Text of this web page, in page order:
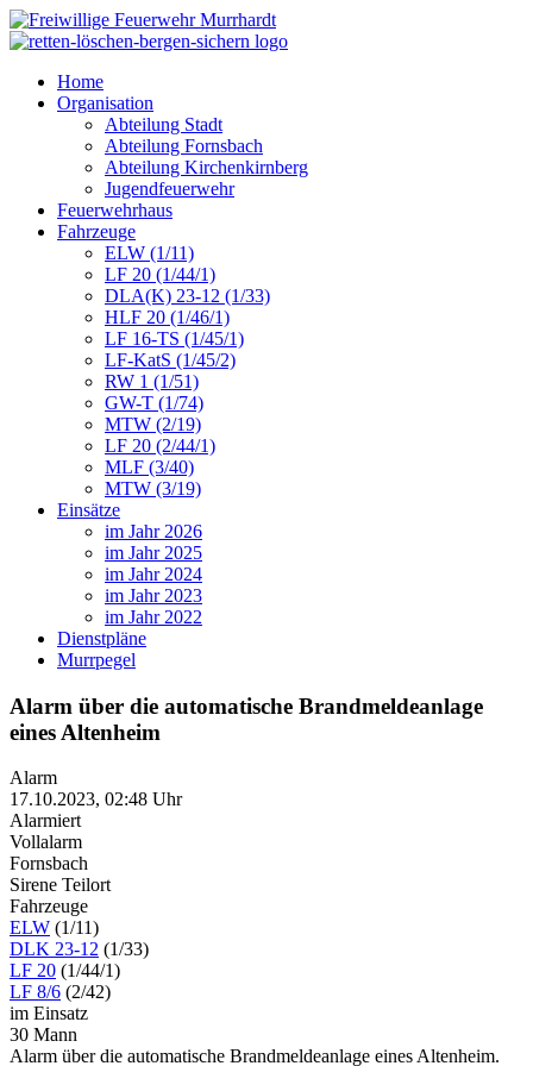
Home
Organisation
Abteilung Stadt
Abteilung Fornsbach
Abteilung Kirchenkirnberg
Jugendfeuerwehr
Feuerwehrhaus
Fahrzeuge
ELW (1/11)
LF 20 (1/44/1)
DLA(K) 23-12 (1/33)
HLF 20 (1/46/1)
LF 16-TS (1/45/1)
LF-KatS (1/45/2)
RW 1 (1/51)
GW-T (1/74)
MTW (2/19)
LF 20 (2/44/1)
MLF (3/40)
MTW (3/19)
Einsätze
im Jahr 2026
im Jahr 2025
im Jahr 2024
im Jahr 2023
im Jahr 2022
Dienstpläne
Murrpegel
Alarm über die automatische Brandmeldeanlage
eines Altenheim
Alarm
17.10.2023, 02:48 Uhr
Alarmiert
Vollalarm
Fornsbach
Sirene Teilort
Fahrzeuge
ELW (1/11)
DLK 23-12 (1/33)
LF 20 (1/44/1)
LF 8/6 (2/42)
im Einsatz
30 Mann
Alarm über die automatische Brandmeldeanlage eines Altenheim.